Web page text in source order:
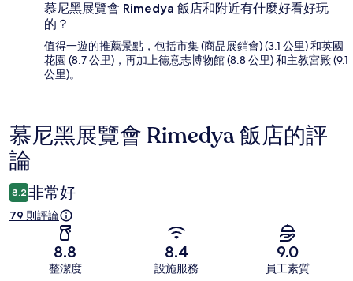
慕尼黑展覽會 Rimedya 飯店和附近有什麼好看好玩
的？
值得一遊的推薦景點，包括市集 (商品展銷會) (3.1 公里) 和英國
花園 (8.7 公里)，再加上德意志博物館 (8.8 公里) 和主教宮殿 (9.1
公里)。
評
論
慕尼黑展覽會 Rimedya 飯店的評
論
8.2 非常好
79 則評論
8.8
整潔度
8.4
設施服務
9.0
員工素質